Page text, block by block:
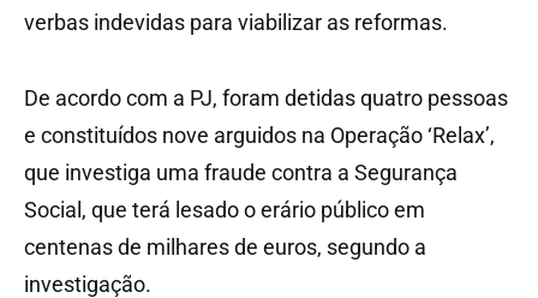
verbas indevidas para viabilizar as reformas.
De acordo com a PJ, foram detidas quatro pessoas
e constituídos nove arguidos na Operação ‘Relax’,
que investiga uma fraude contra a Segurança
Social, que terá lesado o erário público em
centenas de milhares de euros, segundo a
investigação.